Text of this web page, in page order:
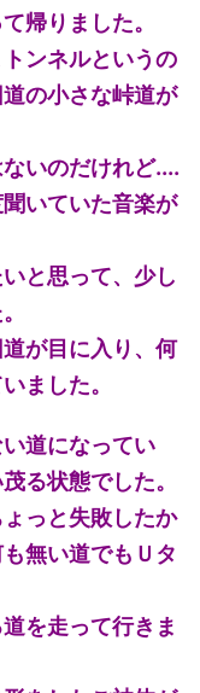
帰りました。
ンネルというの
の小さな峠道が
いのだけれど....
いていた音楽が
と思って、少し
が目に入り、何
ました。
道になってい
る状態でした。
っと失敗したか
無い道でもＵタ
を走って行きま